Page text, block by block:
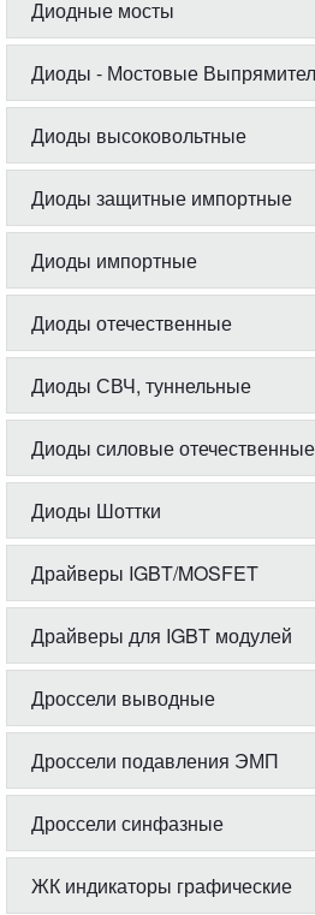
Диодные мосты
Диоды - Мостовые
Диоды высоковольтные
Диоды защитные импортные
Диоды импортные
Диоды отечественные
Диоды СВЧ, туннельные
Диоды силовые отечественные
Диоды Шоттки
Драйверы IGBT/MOSFET
Драйверы для IGBT модулей
Дроссели выводные
Дроссели подавления ЭМП
Дроссели синфазные
ЖК индикаторы графические